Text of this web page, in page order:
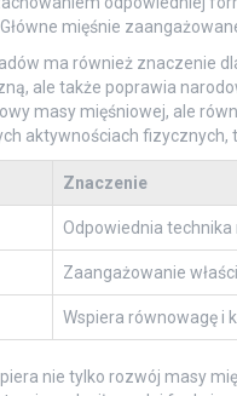
mięśnie
ma również znaczenie
ale także poprawia
masy mięśniowej, ale
aktywnościach fizycznych,
Znaczenie
Odpowiednia
Zaangażowanie
Wspiera równowagę i
nie tylko rozwój masy